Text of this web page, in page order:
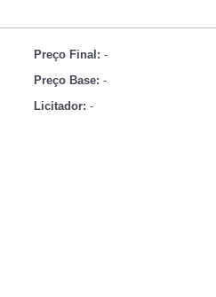
Preço Final: -
Preço Base: -
Licitador: -